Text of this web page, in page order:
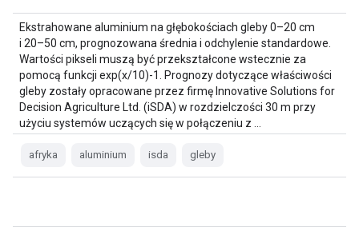
Ekstrahowane aluminium na głębokościach gleby 0–20 cm
i 20–50 cm, prognozowana średnia i odchylenie standardowe.
Wartości pikseli muszą być przekształcone wstecznie za
pomocą funkcji exp(x/10)-1. Prognozy dotyczące właściwości
gleby zostały opracowane przez firmę Innovative Solutions for
Decision Agriculture Ltd. (iSDA) w rozdzielczości 30 m przy
użyciu systemów uczących się w połączeniu z …
afryka aluminium isda gleby